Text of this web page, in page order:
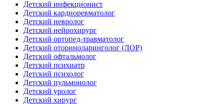
Детский инфекционист
Детский кардиоревматолог
Детский невролог
Детский нейрохирург
Детский ортопед-травматолог
Детский оториноларинголог (ЛОР)
Детский офтальмолог
Детский психиатр
Детский психолог
Детский пульмонолог
Детский уролог
Детский хирург